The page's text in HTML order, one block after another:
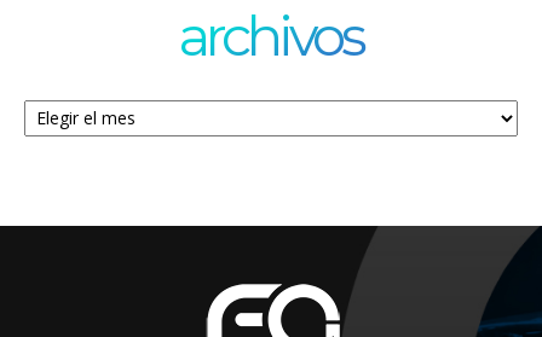
archivos
Archivos